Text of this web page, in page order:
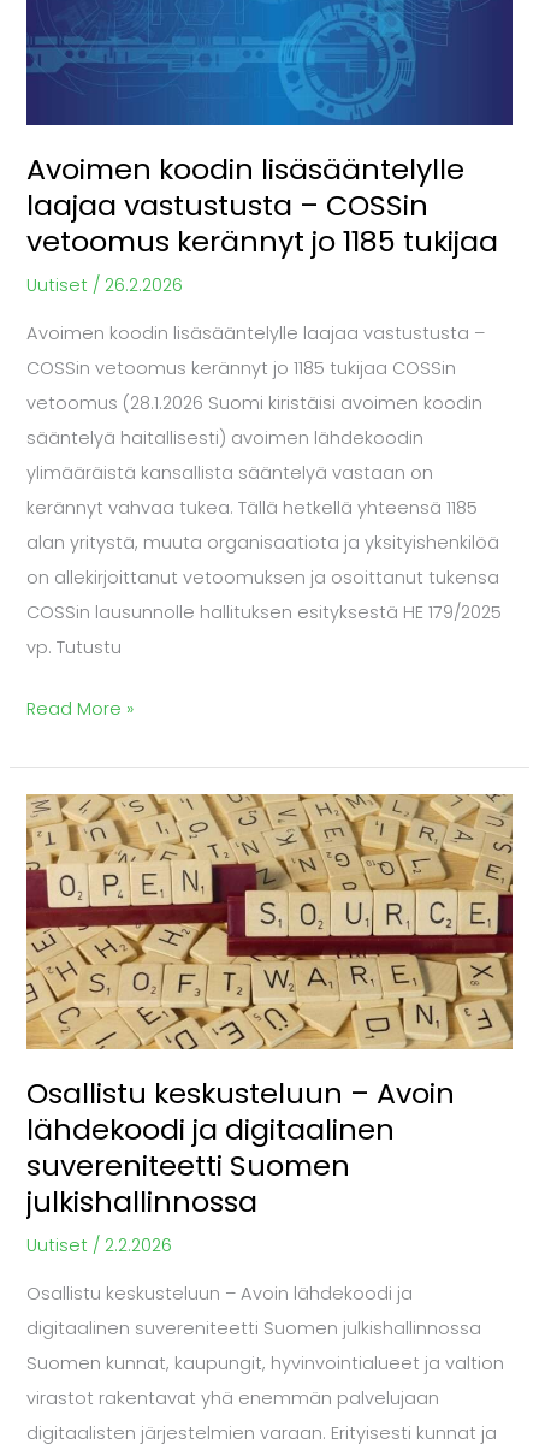
Avoimen koodin lisäsääntelylle
laajaa vastustusta – COSSin
vetoomus kerännyt jo 1185 tukijaa
Uutiset / 26.2.2026
Avoimen koodin lisäsääntelylle laajaa vastustusta –
COSSin vetoomus kerännyt jo 1185 tukijaa COSSin
vetoomus (28.1.2026 Suomi kiristäisi avoimen koodin
sääntelyä haitallisesti) avoimen lähdekoodin
ylimääräistä kansallista sääntelyä vastaan on
kerännyt vahvaa tukea. Tällä hetkellä yhteensä 1185
alan yritystä, muuta organisaatiota ja yksityishenkilöä
on allekirjoittanut vetoomuksen ja osoittanut tukensa
COSSin lausunnolle hallituksen esityksestä HE 179/2025
vp. Tutustu
vastustusta
–
vetoomus
kerännyt
jo
1185
Read More »
Osallistu keskusteluun – Avoin
lähdekoodi ja digitaalinen
suvereniteetti Suomen
julkishallinnossa
Uutiset / 2.2.2026
Osallistu keskusteluun – Avoin lähdekoodi ja
digitaalinen suvereniteetti Suomen julkishallinnossa
Suomen kunnat, kaupungit, hyvinvointialueet ja valtion
virastot rakentavat yhä enemmän palvelujaan
digitaalisten järjestelmien varaan. Erityisesti kunnat ja
Osallistu
keskusteluun
–
Avoin
lähdekoodi
ja
digitaalinen
suvereniteetti
Suomen
julkishallinnossa